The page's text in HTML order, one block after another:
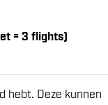
= 3 flights)
hebt. Deze kunnen